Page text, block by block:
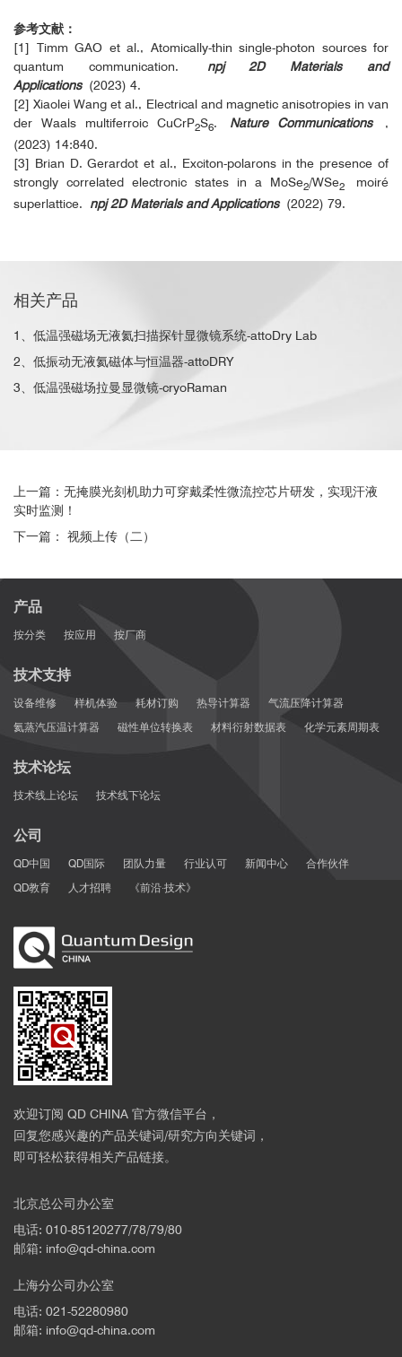
参考文献：
[1] Timm GAO et al., Atomically-thin single-photon sources for
quantum communication. npj 2D Materials and
Applications(2023) 4.
[2] Xiaolei Wang et al., Electrical and magnetic anisotropies in van
der Waals multiferroic CuCrP2S6. Nature Communications,
(2023) 14:840.
[3] Brian D. Gerardot et al., Exciton-polarons in the presence of
strongly correlated electronic states in a MoSe2/WSe2 moiré
superlattice. npj 2D Materials and Applications(2022) 79.
相关产品
1、低温强磁场无液氦扫描探针显微镜系统-attoDry Lab
2、低振动无液氦磁体与恒温器-attoDRY
3、低温强磁场拉曼显微镜-cryoRaman
上一篇：无掩膜光刻机助力可穿戴柔性微流控芯片研发，实现汗液
实时监测！
下一篇： 视频上传（二）
产品
按分类 按应用 按厂商
技术支持
设备维修 样机体验 耗材订购 热导计算器
气流压降计算器
氦蒸汽压温计算器
磁性单位转换表 材料衍射数据表 化学元素周期表
技术论坛
技术线上论坛 技术线下论坛
公司
QD中国 QD国际 团队力量 行业认可 新闻中心
合作伙伴
QD教育
人才招聘 《前沿·技术》
欢迎订阅 QD CHINA 官方微信平台，
回复您感兴趣的产品关键词/研究方向关键词，
即可轻松获得相关产品链接。
北京总公司办公室
电话: 010-85120277/78/79/80
邮箱: info@qd-china.com
上海分公司办公室
电话: 021-52280980
邮箱: info@qd-china.com